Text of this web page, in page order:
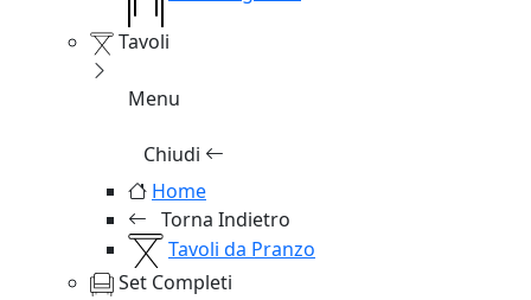
Tavoli
Menu
Chiudi
Home
Torna Indietro
Tavoli da Pranzo
Set Completi